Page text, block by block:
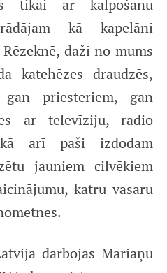
tikai ar kalpošanu
kā kapelāni
daži no mums
katehēzes draudzēs,
gan priesteriem, gan
ar televīziju, radio
arī paši izdodam
jauniem cilvēkiem
katru vasaru
darbojas Mariāņu